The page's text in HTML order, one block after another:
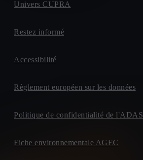
Univers CUPRA
Restez informé
Accessibilité
Règlement européen sur les données
Politique de confidentialité de l'ADAS
Fiche environnementale AGEC